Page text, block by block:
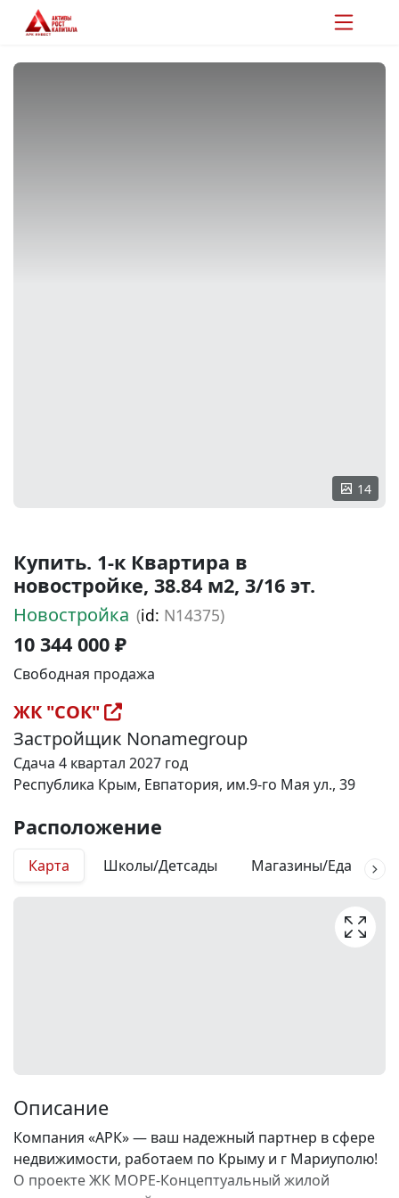
14
Купить. 1-к Квартира в
новостройке, 38.84 м2, 3/16 эт.
Новостройка (id: N14375)
10 344 000 ₽
Свободная продажа
ЖК "СОК"
Застройщик Nonamegroup
Сдача 4 квартал 2027 год
Республика Крым, Евпатория, им.9-го Мая ул., 39
Расположение
Карта Школы/Детсады Магазины/Еда
Описание
Компания «АРК» — ваш надежный партнер в сфере
недвижимости, работаем по Крыму и г Мариуполю!
О проекте ЖК МОРЕ-Концептуальный жилой